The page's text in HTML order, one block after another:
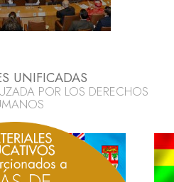
UNIFICADAS
POR LOS DERECHOS